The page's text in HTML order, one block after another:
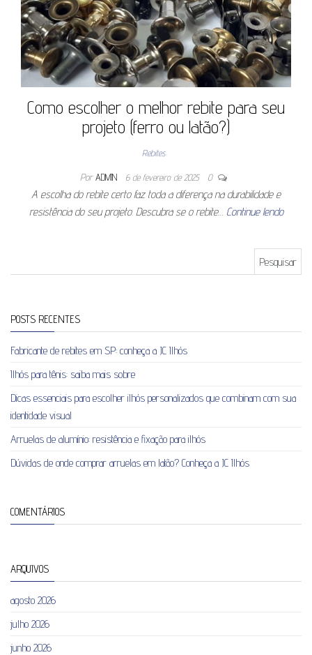
Como escolher o melhor rebite para seu
projeto (ferro ou latão?)
Rebites
Por ADMIN 6 de fevereiro de 2025 0
A escolha do rebite certo faz toda a diferença na durabilidade e
resistência do seu projeto. Descubra se o rebite… Continue lendo
POSTS RECENTES
Fabricante de rebites em SP: conheça a JC Ilhós
Ilhós para tênis: saiba mais sobre
Dicas essenciais para escolher ilhós personalizados que combinam com sua
identidade visual
Arruelas de alumínio: resistência e fixação para ilhós
Dúvidas de onde comprar arruelas em latão? Conheça a JC Ilhós
COMENTÁRIOS
ARQUIVOS
agosto 2026
julho 2026
junho 2026